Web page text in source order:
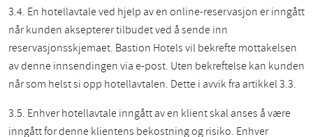
3.4. En hotellavtale ved hjelp av en online-reservasjon er inngått
når kunden aksepterer tilbudet ved å sende inn
reservasjonsskjemaet. Bastion Hotels vil bekrefte mottakelsen
av denne innsendingen via e-post. Uten bekreftelse kan kunden
når som helst si opp hotellavtalen. Dette i avvik fra artikkel 3.3.
3.5. Enhver hotellavtale inngått av en klient skal anses å være
inngått for denne klientens bekostning og risiko. Enhver